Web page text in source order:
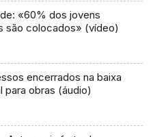
«60% dos jovens
são colocados» (vídeo)
encerrados na baixa
para obras (áudio)